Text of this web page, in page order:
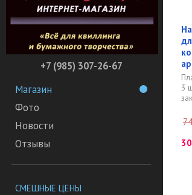
+7 (985) 307-26-67
Магазин
Фото
Новости
Отзывы
СМЕШНЫЕ ЦЕНЫ
3
30